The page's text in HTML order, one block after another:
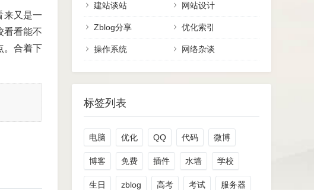
又是一
看看能不
。合着下
建站谈站 网站设计
Zblog分享 优化索引
操作系统 网络杂谈
标签列表
电脑 优化 QQ 代码 微博
博客 免费 插件 水墙 学校
生日 zblog 高考 考试 服务器